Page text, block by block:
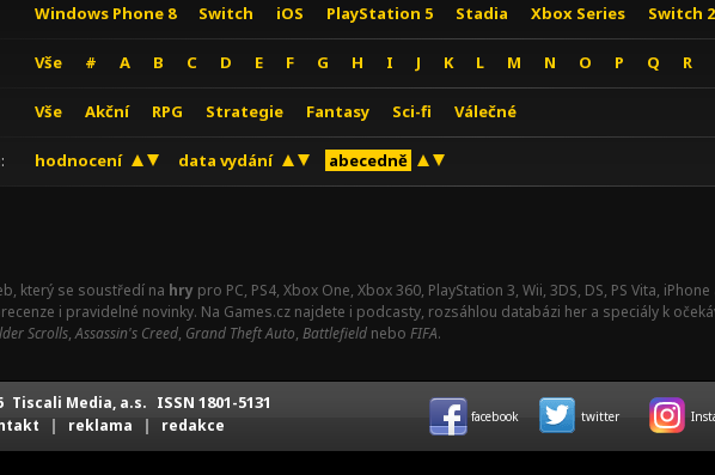
Windows Phone 8
Switch iOS PlayStation 5 Stadia Xbox Series Switch 2
Vše # A B C D E F G H I J K L M N O P Q R
Vše Akční RPG Strategie Fantasy Sci-fi Válečné
hodnocení data vydání abecedně
který se soustředí na hry pro PC, PS4, Xbox One, Xbox 360, PlayStation 3, Wii, 3DS, DS, PS Vita,
i pravidelné novinky. Na Games.cz najdete i podcasty, rozsáhlou databázi her a speciály k
Scrolls,Assassin's Creed, Grand Theft Auto, Battlefield nebo FIFA.
Tiscali Media, a.s. ISSN 1801-5131
| reklama | redakce facebook twitter